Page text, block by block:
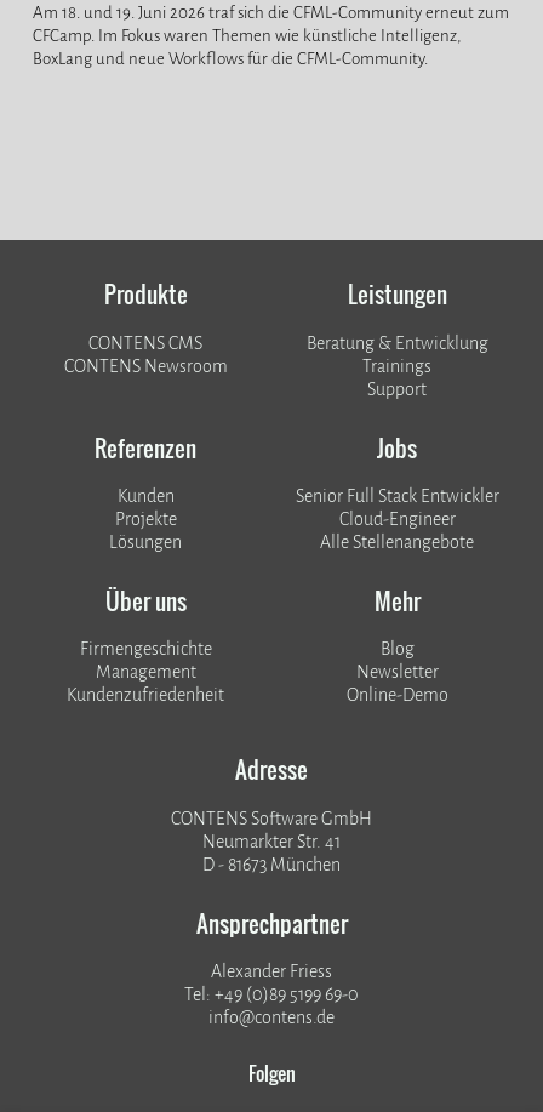
Am 18. und 19. Juni 2026 traf sich die CFML-Community erneut zum
CFCamp. Im Fokus waren Themen wie künstliche Intelligenz,
BoxLang und neue Workflows für die CFML-Community.
Produkte
CONTENS CMS
CONTENS Newsroom
Leistungen
Beratung & Entwicklung
Trainings
Support
Referenzen
Kunden
​​​​​​​Projekte
Lösungen
Jobs
Senior Full Stack Entwickler
Cloud-Engineer
Alle Stellenangebote
Über uns
Firmengeschichte
Management
Kundenzufriedenheit
Mehr
Blog
Newsletter
Online-Demo
Adresse
CONTENS Software GmbH
Neumarkter Str. 41
D - 81673 München
Ansprechpartner
Alexander Friess
Tel: +49 (0)89 5199 69-0
info@contens.de
Folgen